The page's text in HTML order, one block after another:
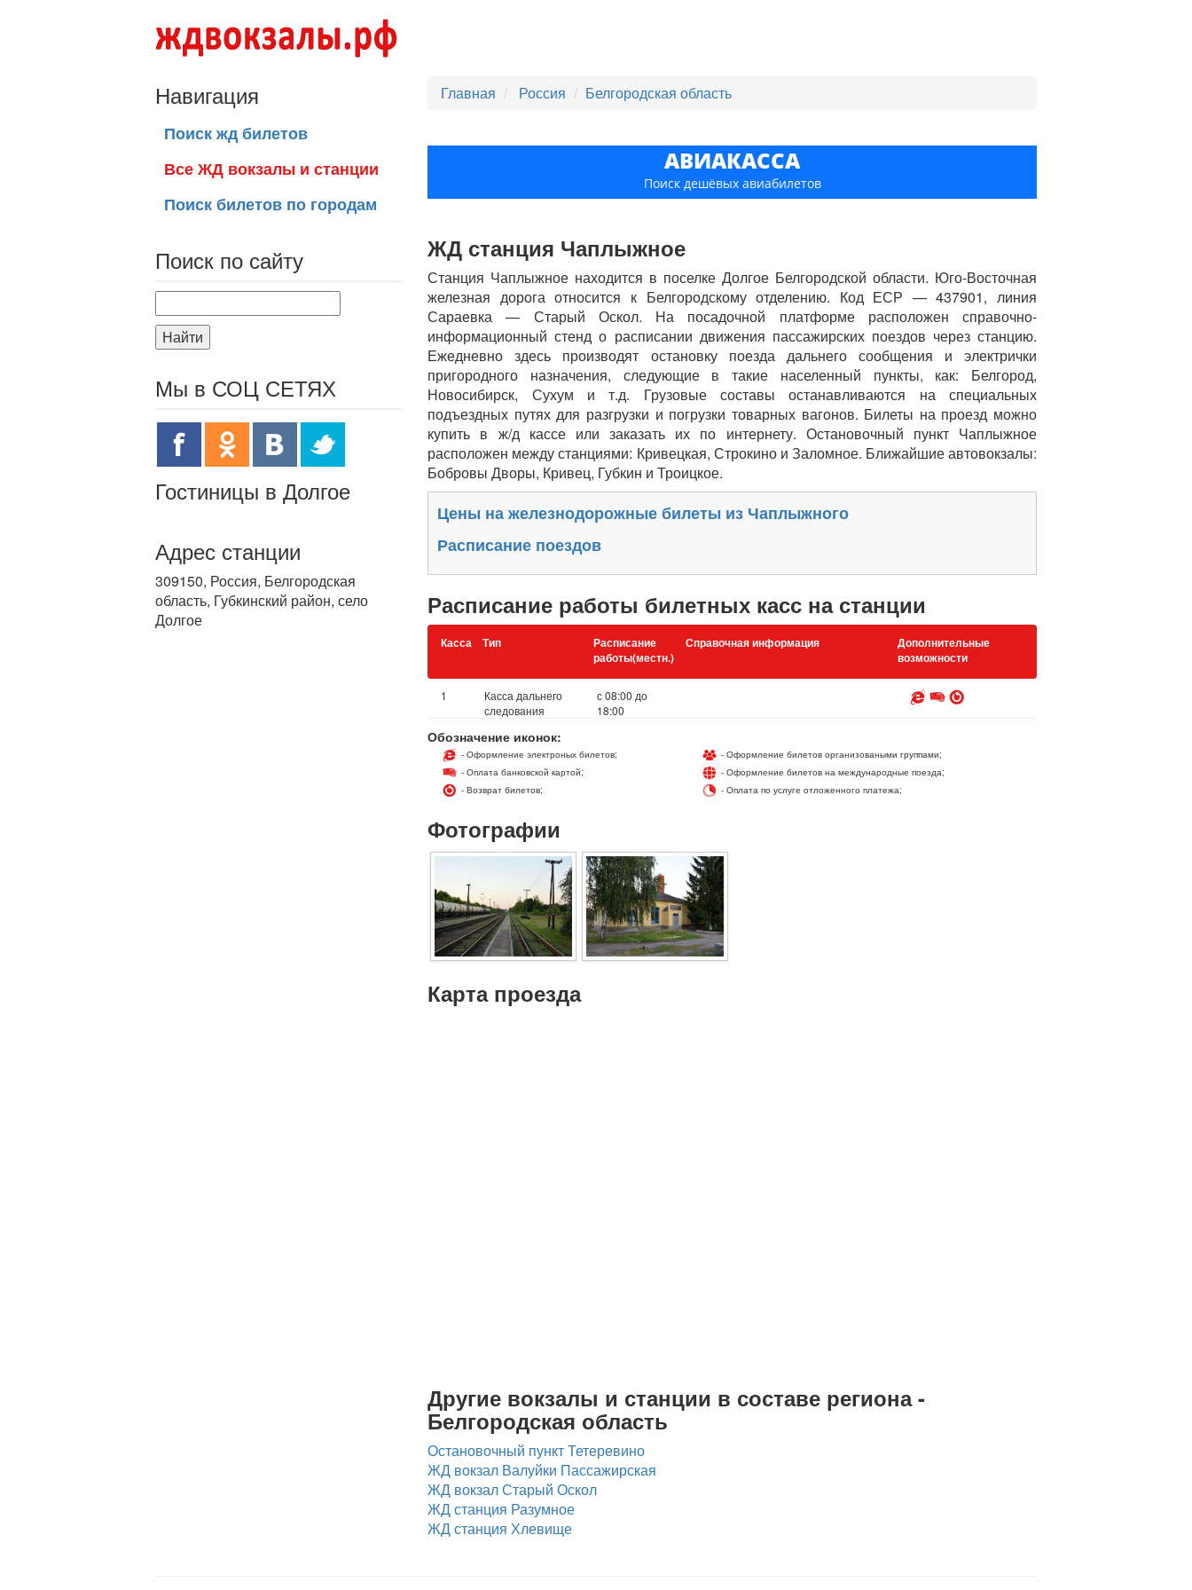
Главная Россия Белгородская область
АВИАКАССА
Поиск дешёвых авиабилетов
ЖД станция Чаплыжное
Станция Чаплыжное находится в поселке Долгое Белгородской области. Юго-Восточная
железная дорога относится к Белгородскому отделению. Код ЕСР — 437901, линия
Сараевка — Старый Оскол. На посадочной платформе расположен справочно-
информационный стенд о расписании движения пассажирских поездов через станцию.
Ежедневно здесь производят остановку поезда дальнего сообщения и электрички
пригородного назначения, следующие в такие населенный пункты, как: Белгород,
Новосибирск, Сухум и т.д. Грузовые составы останавливаются на специальных
подъездных путях для разгрузки и погрузки товарных вагонов. Билеты на проезд можно
купить в ж/д кассе или заказать их по интернету. Остановочный пункт Чаплыжное
расположен между станциями: Кривецкая, Строкино и Заломное. Ближайшие автовокзалы:
Бобровы Дворы, Кривец, Губкин и Троицкое.
Цены на железнодорожные билеты из Чаплыжного
Расписание поездов
Расписание работы билетных касс на станции
Касса Тип
Расписание
работы(местн.)
Справочная информация
Дополнительные
возможности
1
Касса дальнего
следования
с 08:00 до
18:00
Обозначение иконок:
- Оформление электроных билетов;
- Оплата банковской картой;
- Возврат билетов;
- Оформление билетов организоваными группами;
- Оформление билетов на международные поезда;
- Оплата по услуге отложенного платежа;
Фотографии
Карта проезда
Другие вокзалы и станции в составе региона -
Белгородская область
Остановочный пункт Тетеревино
ЖД вокзал Валуйки Пассажирская
ЖД вокзал Старый Оскол
ЖД станция Разумное
ЖД станция Хлевище
Навигация
Поиск жд билетов
Все ЖД вокзалы и станции
Поиск билетов по городам
Поиск по сайту
Найти
Мы в СОЦ СЕТЯХ
Гостиницы в Долгое
Адрес станции
309150, Россия, Белгородская
область, Губкинский район, село
Долгое